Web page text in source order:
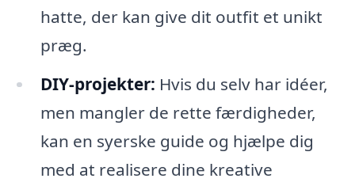
hatte, der kan give dit outfit et unikt
præg.
DIY-projekter: Hvis du selv har idéer,
men mangler de rette færdigheder,
kan en syerske guide og hjælpe dig
med at realisere dine kreative